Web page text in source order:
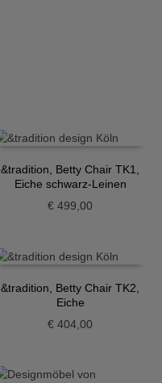
&tradition, Betty Chair TK1,
Eiche schwarz-Leinen
€ 499,00
&tradition, Betty Chair TK2,
Eiche
€ 404,00